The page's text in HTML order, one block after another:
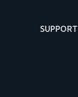
SUPPORT